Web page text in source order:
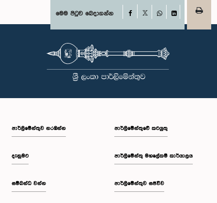
මෙම පිටුව බෙදාගන්න Facebook
WhatsAppLinkedIn
පාර්ලි‌මේන්තුව නරඹන්න
දැනුමට
සම්බන්ධ වන්න
පාර්ලිමේන්තුවේ කටයුතු
පාර්ලිමේන්තු මහලේකම් කාර්යාලය
පාර්ලිමේන්තුව සජීවීව